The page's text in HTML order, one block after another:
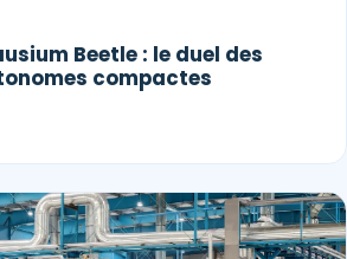
Beetle : le duel des
compactes